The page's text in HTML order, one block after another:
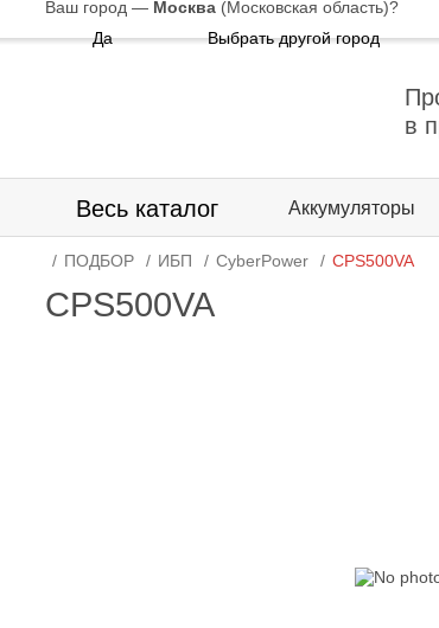
Ваш город — Москва (Московская область)?
Да
Выбрать другой город
в
Весь каталог Аккумуляторы
ПОДБОР ИБП CyberPower CPS500VA
CPS500VA